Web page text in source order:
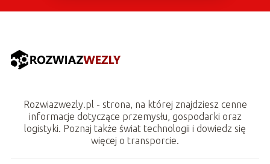
Rozwiazwezly.pl - strona, na której znajdziesz cenne
informacje dotyczące przemysłu, gospodarki oraz
logistyki. Poznaj także świat technologii i dowiedz się
więcej o transporcie.